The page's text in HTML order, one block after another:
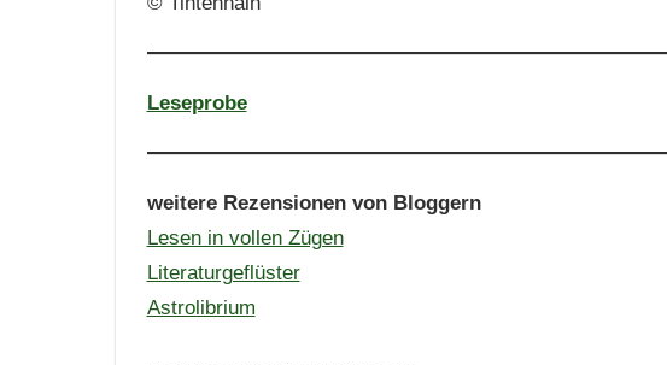
Leseprobe
weitere Rezensionen von Bloggern
Lesen in vollen Zügen
Literaturgeflüster
Astrolibrium